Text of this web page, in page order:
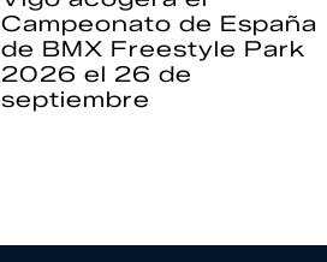
Campeonato de España
de BMX Freestyle Park
2026 el 26 de
septiembre